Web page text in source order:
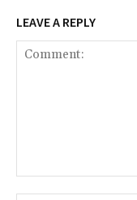
LEAVE A REPLY